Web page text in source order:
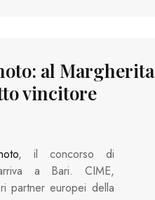
al Margherita
vincitore
, il concorso di
a Bari. CIME,
partner europei della